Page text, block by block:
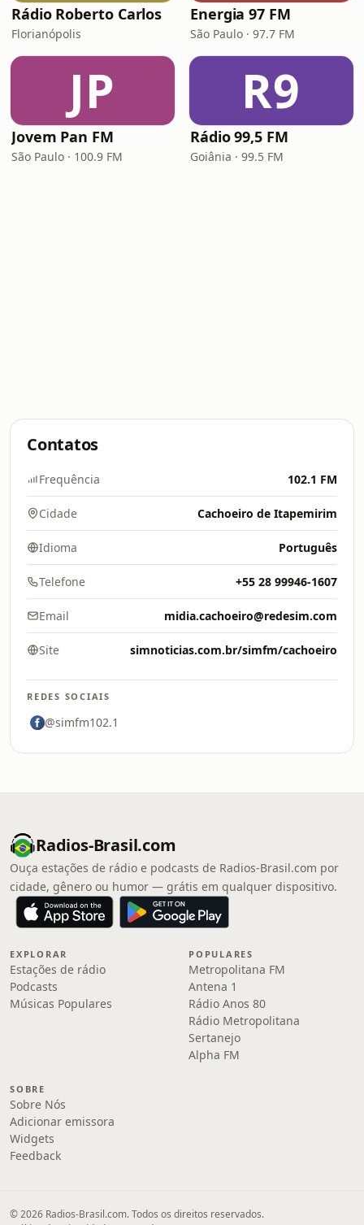
Rádio Roberto Carlos
Florianópolis
Energia 97 FM
São Paulo · 97.7 FM
JP
Jovem Pan FM
São Paulo · 100.9 FM
R9
Rádio 99,5 FM
Goiânia · 99.5 FM
Contatos
Frequência 102.1 FM
Cidade Cachoeiro de Itapemirim
Idioma Português
Telefone +55 28 99946-1607
Email midia.cachoeiro@redesim.com
Site simnoticias.com.br/simfm/cachoeiro
REDES SOCIAIS
@simfm102.1
Radios-Brasil.com
Ouça estações de rádio e podcasts de Radios-Brasil.com por
cidade, gênero ou humor — grátis em qualquer dispositivo.
EXPLORAR
Estações de rádio
Podcasts
Músicas Populares
POPULARES
Metropolitana FM
Antena 1
Rádio Anos 80
Rádio Metropolitana
Sertanejo
Alpha FM
SOBRE
Sobre Nós
Adicionar emissora
Widgets
Feedback
© 2026 Radios-Brasil.com. Todos os direitos reservados.